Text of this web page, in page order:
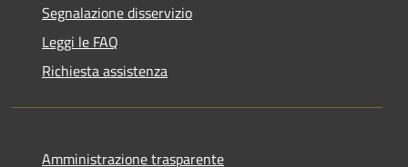
Segnalazione disservizio
Leggi le FAQ
Richiesta assistenza
Amministrazione trasparente